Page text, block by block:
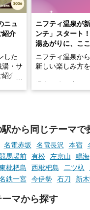
ニュ
紹介
した
湯・サ
介！
して
紹介し
施設は
でかけ
さい
ニフティ温泉が
ンチ」スタート
湯あがりに、こ
ニフティ温泉か
新しい楽しみ方
手相やタロット
める占いで、“と
時間を、もっと
から同じテーマで
名電赤坂 名電長沢 本宿
馬場前 有松 左京山 鳴海
枇杷島 西枇杷島 二ツ杁
鉄一宮 今伊勢 石刀 新木
マから探す